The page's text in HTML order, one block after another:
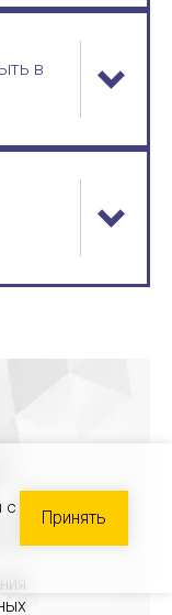
в
с
Принять